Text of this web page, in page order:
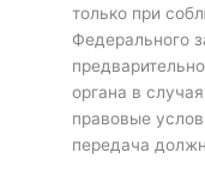
только при
Федерального
органа в
правовые
передача